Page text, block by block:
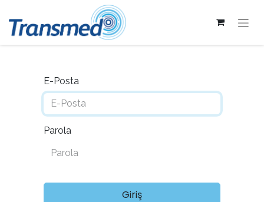
E-Posta
Parola
Giriş